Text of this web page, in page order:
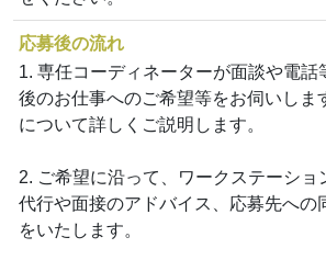
応募後の流れ
1. 専任コーディネーターが面談や電話
後のお仕事へのご希望等をお伺いしま
について詳しくご説明します。
2. ご希望に沿って、ワークステーショ
代行や面接のアドバイス、応募先への
をいたします。